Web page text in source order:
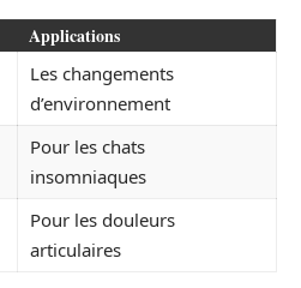
Applications
Les changements
d’environnement
Pour les chats
insomniaques
Pour les douleurs
articulaires